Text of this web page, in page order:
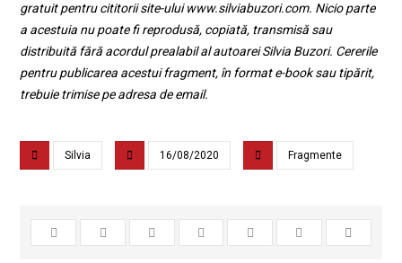
gratuit pentru cititorii site-ului www.silviabuzori.com. Nicio parte
a acestuia nu poate fi reprodusă, copiată, transmisă sau
distribuită fără acordul prealabil al autoarei Silvia Buzori. Cererile
pentru publicarea acestui fragment, în format e-book sau tipărit,
trebuie trimise pe adresa de email.
Silvia 16/08/2020 Fragmente